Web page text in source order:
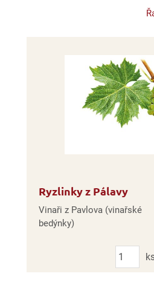
Ryzlinky z Pálavy
Vinaři z Pavlova (vinařské
bedýnky)
Počet